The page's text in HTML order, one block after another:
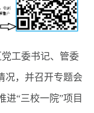
工委书记、管委
况，并召开专题会
进“三校一院”项目